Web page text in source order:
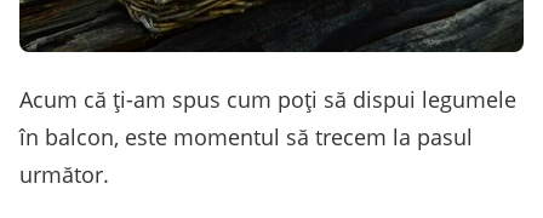
Acum că ţi-am spus cum poţi să dispui legumele
în balcon, este momentul să trecem la pasul
următor.